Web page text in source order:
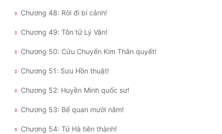
Chương 48: Rời đi bí cảnh!
Chương 49: Tôn tử Lý Vân!
Chương 50: Cửu Chuyển Kim Thân quyết!
Chương 51: Sưu Hồn thuật!
Chương 52: Huyền Minh quốc sư!
Chương 53: Bế quan mười năm!
Chương 54: Tử Hà tiên thành!